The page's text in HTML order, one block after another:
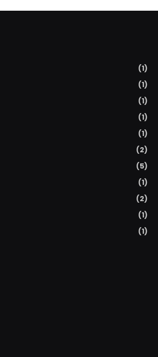
(1)
(1)
(1)
(1)
(1)
(2)
(5)
(1)
(2)
(1)
(1)